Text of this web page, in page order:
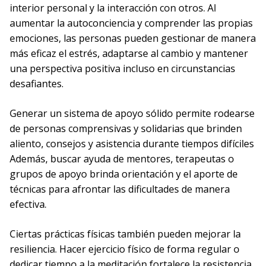
interior personal y la interacción con otros. Al
aumentar la autoconciencia y comprender las propias
emociones, las personas pueden gestionar de manera
más eficaz el estrés, adaptarse al cambio y mantener
una perspectiva positiva incluso en circunstancias
desafiantes.
Generar un sistema de apoyo sólido permite rodearse
de personas comprensivas y solidarias que brinden
aliento, consejos y asistencia durante tiempos difíciles
Además, buscar ayuda de mentores, terapeutas o
grupos de apoyo brinda orientación y el aporte de
técnicas para afrontar las dificultades de manera
efectiva.
Ciertas prácticas físicas también pueden mejorar la
resiliencia. Hacer ejercicio físico de forma regular o